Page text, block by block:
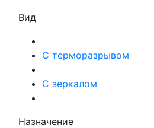
Вид
С терморазрывом
С зеркалом
Назначение